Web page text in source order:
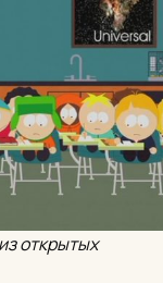
открытых